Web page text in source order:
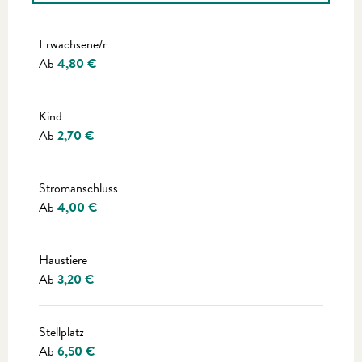
Erwachsene/r
Ab 4,80 €
Kind
Ab 2,70 €
Stromanschluss
Ab 4,00 €
Haustiere
Ab 3,20 €
Stellplatz
Ab 6,50 €